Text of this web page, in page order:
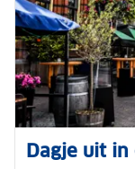
Dagje uit in